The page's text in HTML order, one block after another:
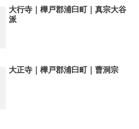
大行寺｜樺戸郡浦臼町｜真宗大谷
派
大正寺｜樺戸郡浦臼町｜曹洞宗